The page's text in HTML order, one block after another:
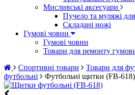
Мисливські аксесуари
Пучело та муляжі
Складані ножі
Гумові човни
Гумові човни
Товари для ремонту
Спортивні товари
Товари для
футбольні
Футбольні щитки (FB-618)